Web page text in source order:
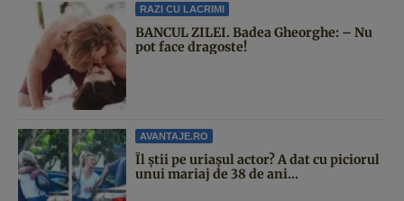
RAZI CU LACRIMI
BANCUL ZILEI. Badea Gheorghe: – Nu
pot face dragoste!
AVANTAJE.RO
Îl știi pe uriașul actor? A dat cu piciorul
unui mariaj de 38 de ani...